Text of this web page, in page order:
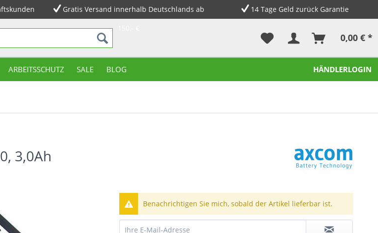
Gratis Versand innerhalb Deutschlands ab
14 Tage Geld zurück Garantie
0,00 € *
ARBEITSSCHUTZ SALE BLOG HÄNDLERLOGIN
3,0Ah
Benachrichtigen Sie mich, sobald der Artikel lieferbar ist.